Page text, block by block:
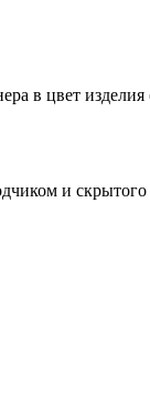
в цвет изделия
и